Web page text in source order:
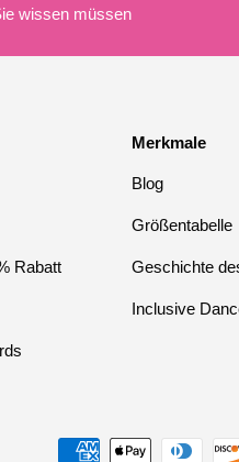
wissen müssen
Rabatt
Merkmale
Blog
Größentabelle
Geschichte
Inclusive
Zahlungsmethoden